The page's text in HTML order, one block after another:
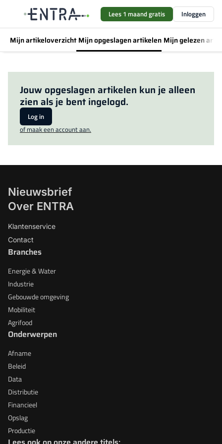
Lees 1 maand gratis Inloggen
Mijn artikeloverzicht Mijn opgeslagen artikelen Mijn gelezen
Jouw opgeslagen artikelen kun je alleen
zien als je bent ingelogd.
Log in
of maak een account aan.
Nieuwsbrief
Over ENTRA
Klantenservice
Contact
Branches
Energie & Water
Industrie
Gebouwde omgeving
Mobiliteit
Agrifood
Onderwerpen
Afname
Beleid
Data
Distributie
Financieel
Opslag
Productie